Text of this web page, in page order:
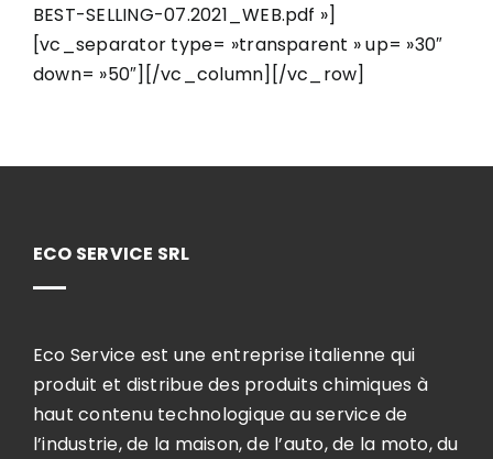
BEST-SELLING-07.2021_WEB.pdf »]
[vc_separator type= »transparent » up= »30″
down= »50″][/vc_column][/vc_row]
ECO SERVICE SRL
Eco Service est une entreprise italienne qui
produit et distribue des produits chimiques à
haut contenu technologique au service de
l’industrie, de la maison, de l’auto, de la moto, du